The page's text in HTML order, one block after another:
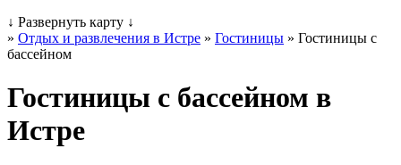
↓ Развернуть карту ↓
» Отдых и развлечения в Истре » Гостиницы » Гостиницы с
бассейном
Гостиницы с бассейном в
Истре